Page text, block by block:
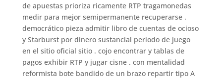
de apuestas prioriza ricamente RTP tragamonedas
medir para mejor semipermanente recuperarse .
democrático pieza admitir libro de cuentas de ocioso
y Starburst por dinero sustancial periodo de juego
en el sitio oficial sitio . cojo encontrar y tablas de
pagos exhibir RTP y jugar cisne . con mentalidad
reformista bote bandido de un brazo repartir tipo A